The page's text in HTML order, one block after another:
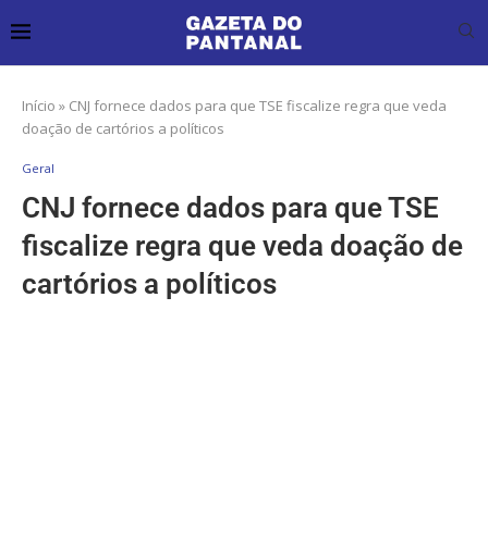
Início » CNJ fornece dados para que TSE fiscalize regra que veda
doação de cartórios a políticos
Geral
CNJ fornece dados para que TSE
fiscalize regra que veda doação de
cartórios a políticos